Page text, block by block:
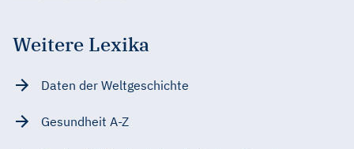
Weitere Lexika
Daten der Weltgeschichte
Gesundheit A-Z